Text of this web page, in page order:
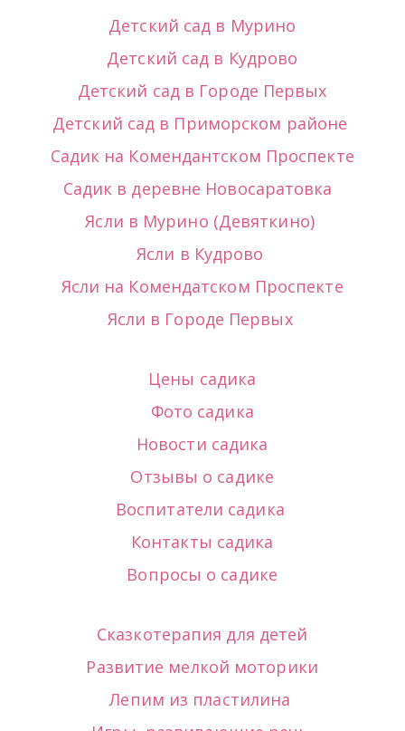
Детский сад в Мурино
Детский сад в Кудрово
Детский сад в Городе Первых
Детский сад в Приморском районе
Садик на Комендантском Проспекте
Садик в деревне Новосаратовка
Ясли в Мурино (Девяткино)
Ясли в Кудрово
Ясли на Комендатском Проспекте
Ясли в Городе Первых
Цены садика
Фото садика
Новости садика
Отзывы о садике
Воспитатели садика
Контакты садика
Вопросы о садике
Сказкотерапия для детей
Развитие мелкой моторики
Лепим из пластилина